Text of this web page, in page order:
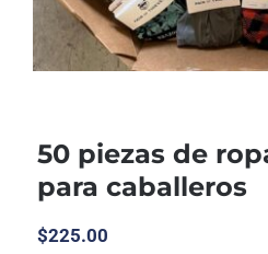
50 piezas de
para caballeros
$225.00